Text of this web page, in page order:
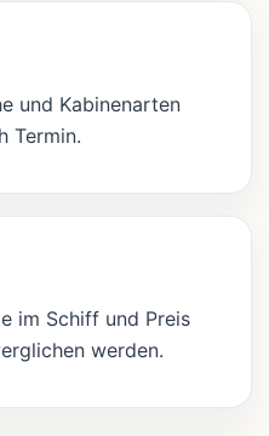
und Kabinenarten
Termin.
im Schiff und Preis
werden.